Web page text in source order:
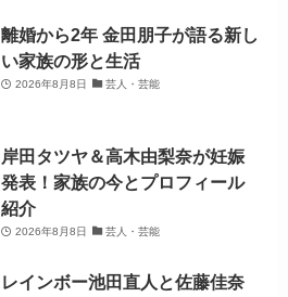
離婚から2年 金田朋子が語る新し
い家族の形と生活
2026年8月8日 芸人・芸能
岸田タツヤ＆高木由梨奈が妊娠
発表！家族の今とプロフィール
紹介
2026年8月8日 芸人・芸能
レインボー池田直人と佐藤佳奈